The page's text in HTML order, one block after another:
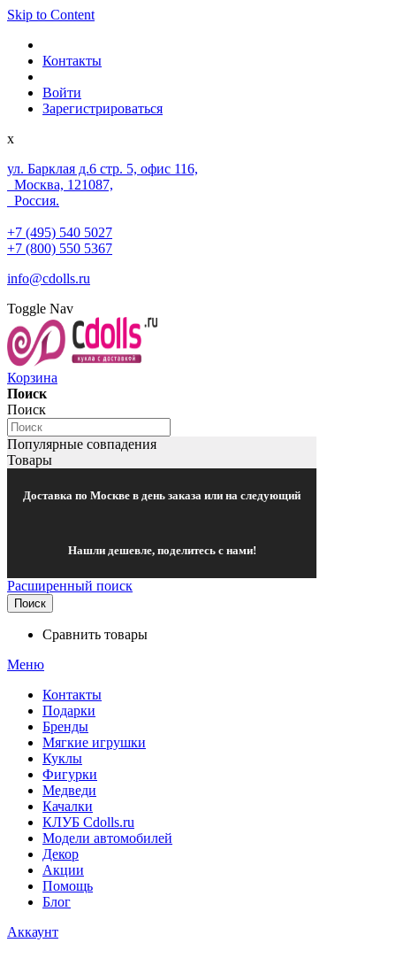
Skip to Content
Контакты
Войти
Зарегистрироваться
x
ул. Барклая д.6 стр. 5, офис 116,
Москва, 121087,
Россия.
+7 (495) 540 5027
+7 (800) 550 5367
info@cdolls.ru
Toggle Nav
Корзина
Поиск
Поиск
Популярные совпадения
Товары
Доставка по Москве в день заказа или на следующий
Нашли дешевле, поделитесь с нами!
Расширенный поиск
Поиск
Сравнить товары
Меню
Контакты
Подарки
Бренды
Мягкие игрушки
Куклы
Фигурки
Медведи
Качалки
КЛУБ Cdolls.ru
Модели автомобилей
Декор
Акции
Помощь
Блог
Аккаунт